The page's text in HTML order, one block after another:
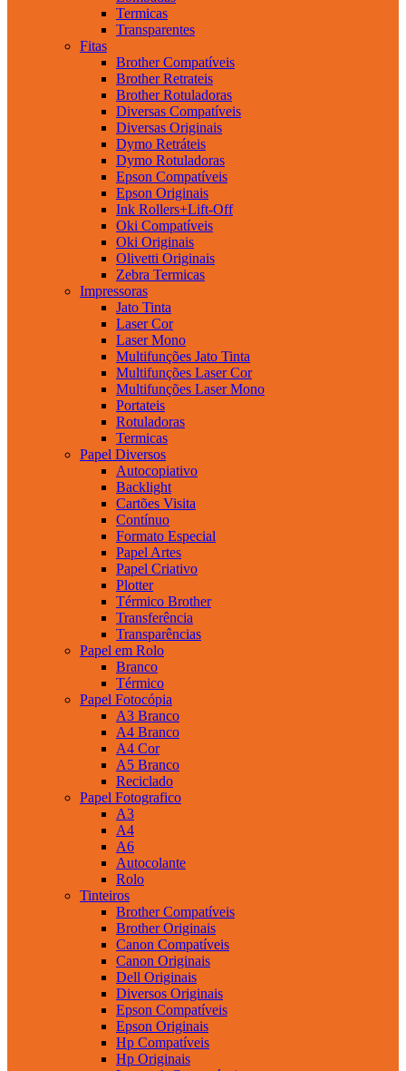
Termicas
Transparentes
Fitas
Brother Compatíveis
Brother Retrateis
Brother Rotuladoras
Diversas Compatíveis
Diversas Originais
Dymo Retráteis
Dymo Rotuladoras
Epson Compatíveis
Epson Originais
Ink Rollers+Lift-Off
Oki Compatíveis
Oki Originais
Olivetti Originais
Zebra Termicas
Impressoras
Jato Tinta
Laser Cor
Laser Mono
Multifunções Jato Tinta
Multifunções Laser Cor
Multifunções Laser Mono
Portateis
Rotuladoras
Termicas
Papel Diversos
Autocopiativo
Backlight
Cartões Visita
Contínuo
Formato Especial
Papel Artes
Papel Criativo
Plotter
Térmico Brother
Transferência
Transparências
Papel em Rolo
Branco
Térmico
Papel Fotocópia
A3 Branco
A4 Branco
A4 Cor
A5 Branco
Reciclado
Papel Fotografico
A3
A4
A6
Autocolante
Rolo
Tinteiros
Brother Compatíveis
Brother Originais
Canon Compatíveis
Canon Originais
Dell Originais
Diversos Originais
Epson Compatíveis
Epson Originais
Hp Compatíveis
Hp Originais